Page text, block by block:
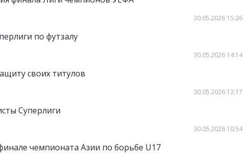
30.05.2026 15:26
по футзалу
30.05.2026 14:14
своих титулов
30.05.2026 12:17
Суперлиги
30.05.2026 10:54
чемпионата Азии по борьбе U17